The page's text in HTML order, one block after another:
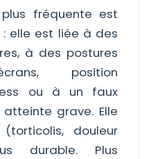
fréquente est
elle est liée à des
à des postures
position
ou à un faux
grave. Elle
douleur
durable. Plus